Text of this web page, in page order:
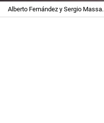
Alberto Fernández y Sergio Massa.